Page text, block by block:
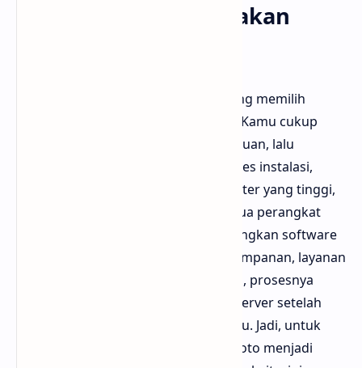
Kelebihan Menggunakan
Salah satu alasan utama banyak orang memilih
FreeConvert adalah kemudahannya. Kamu cukup
mengunggah file, memilih format tujuan, lalu
mengunduh hasilnya. Tidak ada proses instalasi,
tidak memerlukan spesifikasi komputer yang tinggi,
dan dapat digunakan di hampir semua perangkat
yang terhubung ke internet. Dibandingkan software
desktop yang memakan ruang penyimpanan, layanan
online ini jauh lebih praktis. Selain itu, prosesnya
aman karena file akan dihapus dari server setelah
konversi selesai dalam waktu tertentu. Jadi, untuk
pekerjaan cepat seperti mengubah foto menjadi